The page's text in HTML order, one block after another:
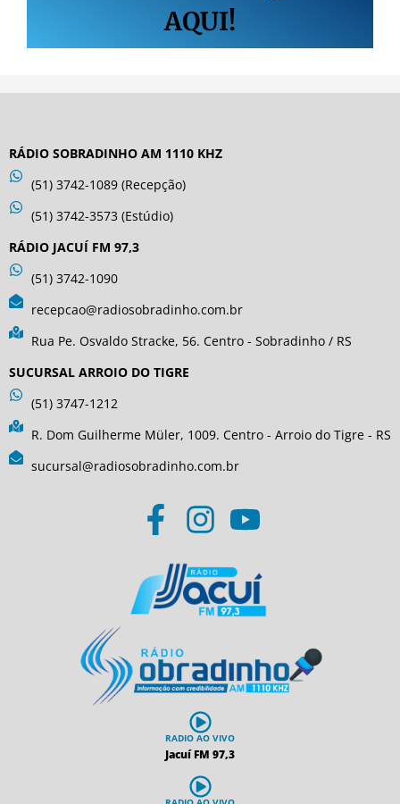
AQUI!
RÁDIO SOBRADINHO AM 1110 KHZ
(51) 3742-1089 (Recepção)
(51) 3742-3573 (Estúdio)
RÁDIO JACUÍ FM 97,3
(51) 3742-1090
recepcao@radiosobradinho.com.br
Rua Pe. Osvaldo Stracke, 56. Centro - Sobradinho / RS
SUCURSAL ARROIO DO TIGRE
(51) 3747-1212
R. Dom Guilherme Müler, 1009. Centro - Arroio do Tigre - RS
sucursal@radiosobradinho.com.br
RADIO AO VIVO
Jacuí FM 97,3